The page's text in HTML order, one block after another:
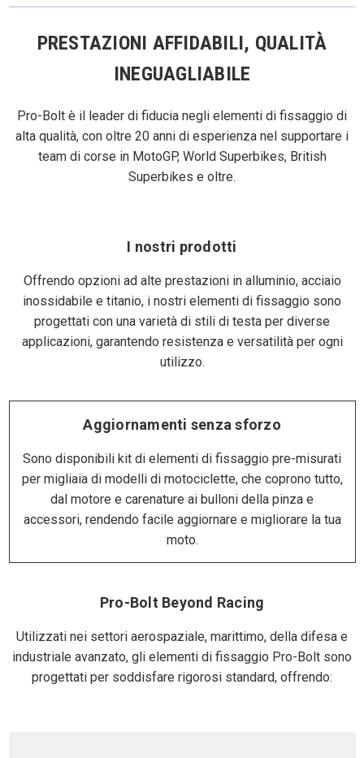
PRESTAZIONI AFFIDABILI, QUALITÀ
INEGUAGLIABILE
Pro-Bolt è il leader di fiducia negli elementi di fissaggio di
alta qualità, con oltre 20 anni di esperienza nel supportare i
team di corse in MotoGP, World Superbikes, British
Superbikes e oltre.
I nostri prodotti
Offrendo opzioni ad alte prestazioni in alluminio, acciaio
inossidabile e titanio, i nostri elementi di fissaggio sono
progettati con una varietà di stili di testa per diverse
applicazioni, garantendo resistenza e versatilità per ogni
utilizzo.
Aggiornamenti senza sforzo
Sono disponibili kit di elementi di fissaggio pre-misurati
per migliaia di modelli di motociclette, che coprono tutto,
dal motore e carenature ai bulloni della pinza e
accessori, rendendo facile aggiornare e migliorare la tua
moto.
Pro-Bolt Beyond Racing
Utilizzati nei settori aerospaziale, marittimo, della difesa e
industriale avanzato, gli elementi di fissaggio Pro-Bolt sono
progettati per soddisfare rigorosi standard, offrendo: